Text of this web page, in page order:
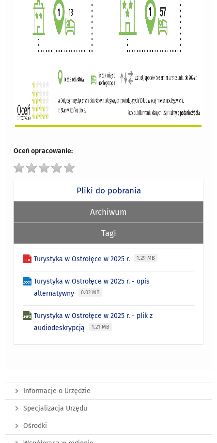
Oceń opracowanie:
Pliki do pobrania
Archiwum
Tagi
Turystyka w Ostrołęce w 2025 r. 1.29 MB
Turystyka w Ostrołęce w 2025 r. - opis
alternatywny
0.02 MB
Turystyka w Ostrołęce w 2025 r. - plik z
audiodeskrypcją
1.21 MB
Informacje o Urzędzie
Specjalizacja Urzędu
Ośrodki